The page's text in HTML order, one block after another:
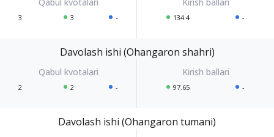
3 3 - 134.4 -
Davolash ishi (Ohangaron shahri)
2 2 - 97.65 -
Davolash ishi (Ohangaron tumani)